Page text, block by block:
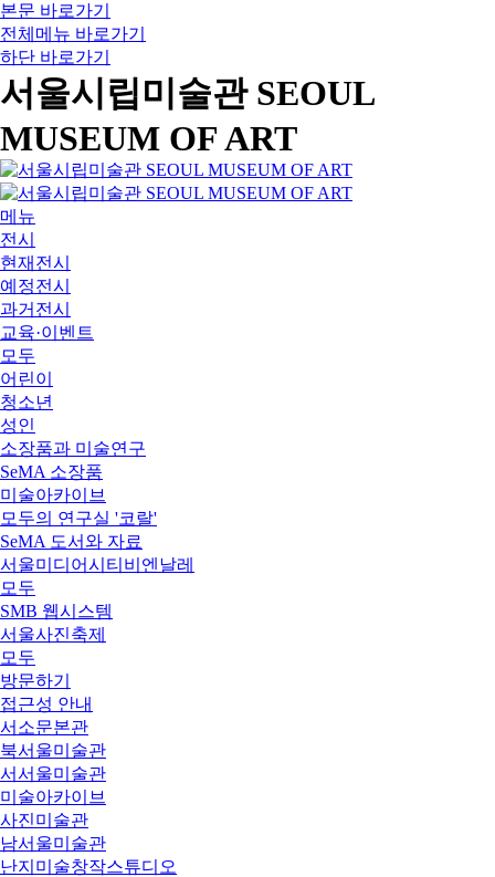
본문 바로가기
전체메뉴 바로가기
하단 바로가기
서울시립미술관 SEOUL
MUSEUM OF ART
메뉴
전시
현재전시
예정전시
과거전시
교육·이벤트
모두
어린이
청소년
성인
소장품과 미술연구
SeMA 소장품
미술아카이브
모두의 연구실 '코랄'
SeMA 도서와 자료
서울미디어시티비엔날레
모두
SMB 웹시스템
서울사진축제
모두
방문하기
접근성 안내
서소문본관
북서울미술관
서서울미술관
미술아카이브
사진미술관
남서울미술관
난지미술창작스튜디오